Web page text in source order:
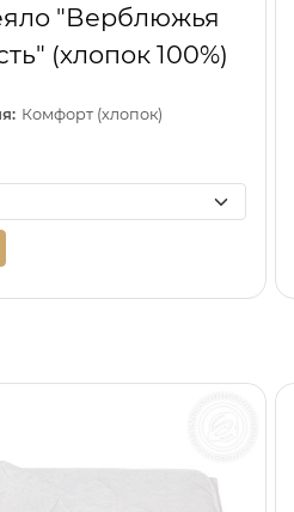
"Верблюжья
(хлопок 100%)
Комфорт (хлопок)